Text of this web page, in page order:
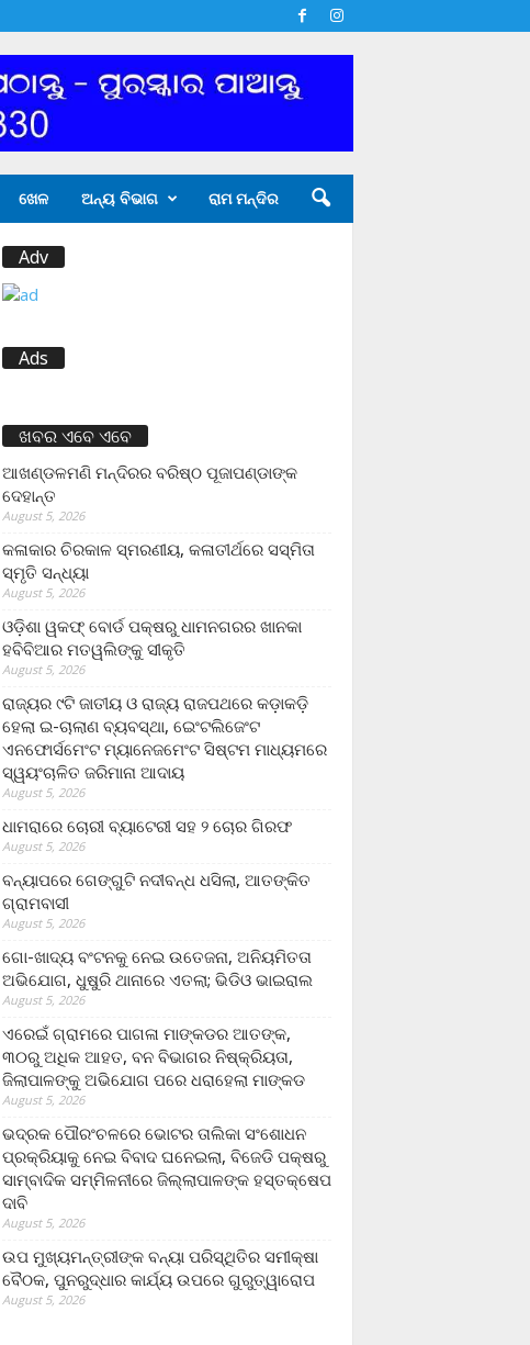
ଖେଳ ଅନ୍ୟ ବିଭାଗ ରାମ ମନ୍ଦିର
Adv
Ads
ଖବର ଏବେ ଏବେ
ଆଖଣ୍ଡଳମଣି ମନ୍ଦିରର ବରିଷ୍ଠ ପୂଜାପଣ୍ଡାଙ୍କ
ଦେହାନ୍ତ
August 5, 2026
କଳାକାର ଚିରକାଳ ସ୍ମରଣୀୟ, କଳାତୀର୍ଥରେ ସସ୍ମିତା
ସ୍ମୃତି ସନ୍ଧ୍ୟା
August 5, 2026
ଓଡ଼ିଶା ୱକଫ୍ ବୋର୍ଡ ପକ୍ଷରୁ ଧାମନଗରର ଖାନକା
ହବିବିଆର ମତୱଲିଙ୍କୁ ସୀକୃତି
August 5, 2026
ରାଜ୍ୟର ୯ଟି ଜାତୀୟ ଓ ରାଜ୍ୟ ରାଜପଥରେ କଡ଼ାକଡ଼ି
ହେଲା ଇ-ଚାଲାଣ ବ୍ୟବସ୍ଥା, ଇେଂଟଲିଜେଂଟ
ଏନଫୋର୍ସମେଂଟ ମ୍ୟାନେଜମେଂଟ ସିଷ୍ଟମ ମାଧ୍ୟମରେ
ସ୍ୱୟଂଚାଳିତ ଜରିମାନା ଆଦାୟ
August 5, 2026
ଧାମରାରେ ଚୋରୀ ବ୍ୟାଟେରୀ ସହ ୨ ଚୋର ଗିରଫ
August 5, 2026
ବନ୍ୟାପରେ ଗେଙ୍ଗୁଟି ନଦୀବନ୍ଧ ଧସିଲା, ଆତଙ୍କିତ
ଗ୍ରାମବାସୀ
August 5, 2026
ଗୋ-ଖାଦ୍ୟ ବଂଟନକୁ ନେଇ ଉତେଜନା, ଅନିୟମିତତା
ଅଭିଯୋଗ, ଧୁଷୁରି ଥାନାରେ ଏତଲା; ଭିଡିଓ ଭାଇରାଲ
August 5, 2026
ଏରେଇଁ ଗ୍ରାମରେ ପାଗଳା ମାଙ୍କଡର ଆତଙ୍କ,
୩୦ରୁ ଅଧିକ ଆହତ, ବନ ବିଭାଗର ନିଷ୍କ୍ରିୟତା,
ଜିଲାପାଳଙ୍କୁ ଅଭିଯୋଗ ପରେ ଧରାହେଲା ମାଙ୍କଡ
August 5, 2026
ଭଦ୍ରକ ପୌରଂଚଳରେ ଭୋଟର ତାଲିକା ସଂଶୋଧନ
ପ୍ରକ୍ରିୟାକୁ ନେଇ ବିବାଦ ଘନେଇଲା, ବିଜେଡି ପକ୍ଷରୁ
ସାମ୍ବାଦିକ ସମ୍ମିଳନୀରେ ଜିଲ୍ଲାପାଳଙ୍କ ହସ୍ତକ୍ଷେପ
ଦାବି
August 5, 2026
ଉପ ମୁଖ୍ୟମନ୍ତ୍ରୀଙ୍କ ବନ୍ୟା ପରିସ୍ଥିତିର ସମୀକ୍ଷା
ବୈଠକ, ପୁନରୁଦ୍ଧାର କାର୍ଯ୍ୟ ଉପରେ ଗୁରୁତ୍ୱାରୋପ
August 5, 2026